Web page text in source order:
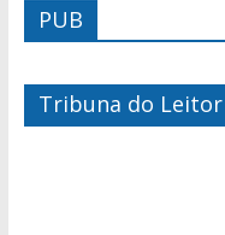
PUB
Tribuna do Leitor